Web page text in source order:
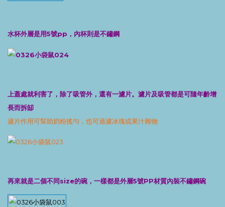
水杯外層是用5號pp，內杯則是不鏽鋼
上蓋處就利害了，除了吸管外，還有一濾片。濾片及吸管都是可隨年齡增
長而拆缷
濾片作用可幫助奶粉搖勻，也可過濾冰塊或果汁雜物
再來就是二個不同size的碗，一樣都是外層5號PP材質內裝不鏽鋼碗